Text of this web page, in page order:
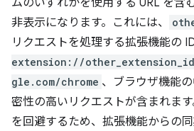
ムのいずれかを使用する URL を含
非表示になります。これには、
リクエストを処理する拡張機能の
extension://other_extension_id
gle.com/chrome 、ブラウザ機能
密性の高いリクエストが含まれま
を回避するため、拡張機能からの